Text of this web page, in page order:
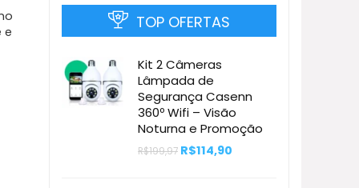
e
TOP OFERTAS
Kit 2 Câmeras
Lâmpada de
Segurança Casenn
360º Wifi – Visão
Noturna e Promoção
R$199,97 O
preço
R$114,90